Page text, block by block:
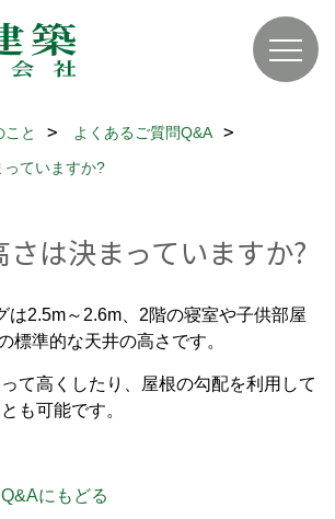
こと
よくあるご質問Q&A
ていますか?
さは決まっていますか?
2.5m～2.6m、2階の寝室や子供部屋
標準的な天井の高さです。
て高くしたり、屋根の勾配を利用して
も可能です。
にもどる